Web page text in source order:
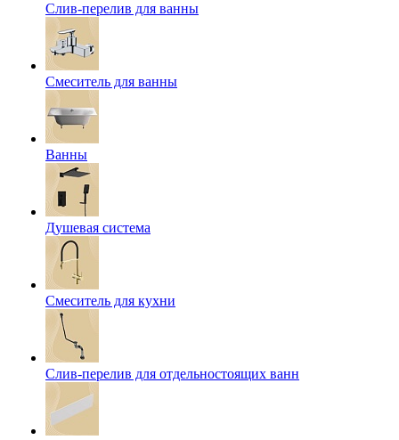
Слив-перелив для ванны
Смеситель для ванны
Ванны
Душевая система
Смеситель для кухни
Слив-перелив для отдельностоящих ванн